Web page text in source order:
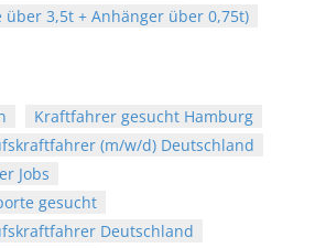
über 3,5t + Anhänger über 0,75t)
Kraftfahrer gesucht Hamburg
(m/w/d) Deutschland
Jobs
gesucht
Deutschland